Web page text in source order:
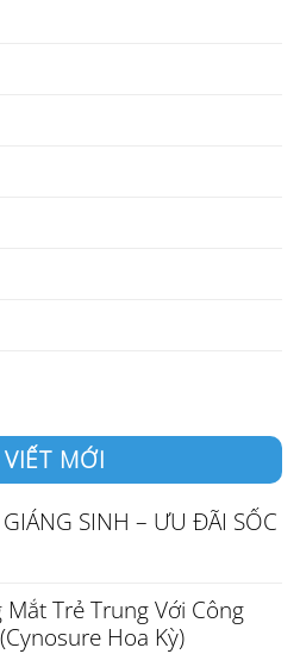
MỚI
SINH – ƯU ĐÃI SỐC
Trẻ Trung Với Công
Hoa Kỳ)